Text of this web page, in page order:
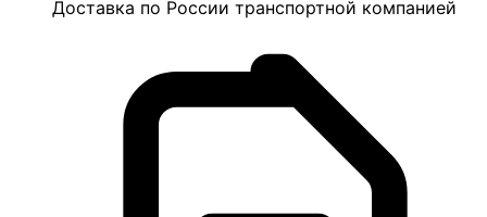
Доставка по России транспортной компанией